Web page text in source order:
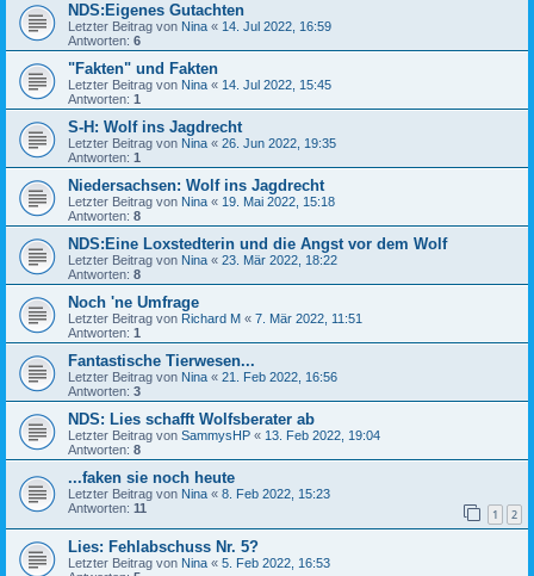
NDS:Eigenes Gutachten
Letzter Beitrag von Nina « 14. Jul 2022, 16:59
Antworten: 6
"Fakten" und Fakten
Letzter Beitrag von Nina « 14. Jul 2022, 15:45
Antworten: 1
S-H: Wolf ins Jagdrecht
Letzter Beitrag von Nina « 26. Jun 2022, 19:35
Antworten: 1
Niedersachsen: Wolf ins Jagdrecht
Letzter Beitrag von Nina « 19. Mai 2022, 15:18
Antworten: 8
NDS:Eine Loxstedterin und die Angst vor dem Wolf
Letzter Beitrag von Nina « 23. Mär 2022, 18:22
Antworten: 8
Noch 'ne Umfrage
Letzter Beitrag von Richard M « 7. Mär 2022, 11:51
Antworten: 1
Fantastische Tierwesen...
Letzter Beitrag von Nina « 21. Feb 2022, 16:56
Antworten: 3
NDS: Lies schafft Wolfsberater ab
Letzter Beitrag von SammysHP « 13. Feb 2022, 19:04
Antworten: 8
...faken sie noch heute
Letzter Beitrag von Nina « 8. Feb 2022, 15:23
Antworten: 11 1 2
Lies: Fehlabschuss Nr. 5?
Letzter Beitrag von Nina « 5. Feb 2022, 16:53